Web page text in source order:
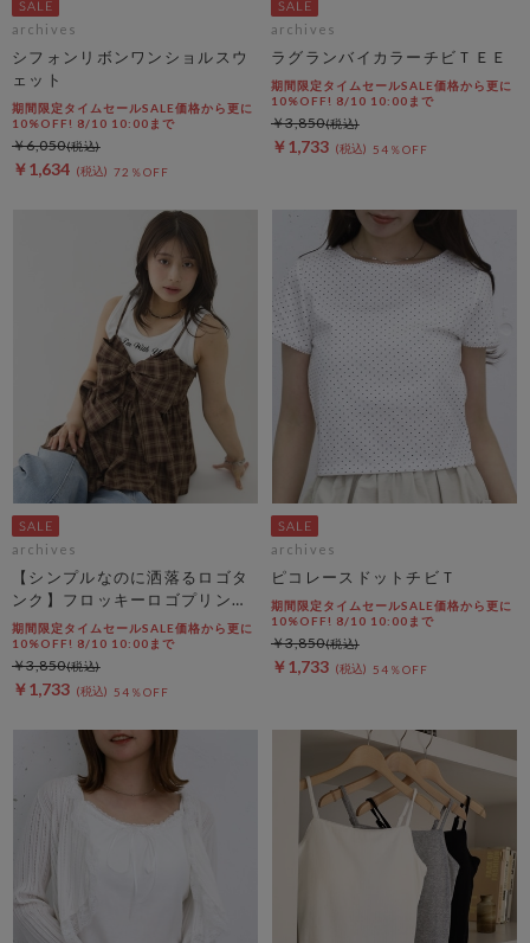
archives
シフォンリボンワンショルスウ
ェット
期間限定タイムセールSALE価格から更に
10%OFF! 8/10 10:00まで
￥1,634 72％OFF
￥6,050
archives
ラグランバイカラーチビＴＥＥ
期間限定タイムセールSALE価格から更に
10%OFF! 8/10 10:00まで
￥1,733 54％OFF
￥3,850
archives
【シンプルなのに洒落るロゴタ
ンク】フロッキーロゴプリント
タンク
期間限定タイムセールSALE価格から更に
10%OFF! 8/10 10:00まで
￥1,733 54％OFF
￥3,850
archives
ピコレースドットチビＴ
期間限定タイムセールSALE価格から更に
10%OFF! 8/10 10:00まで
￥1,733 54％OFF
￥3,850